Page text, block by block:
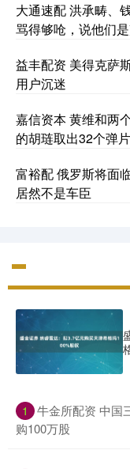
大通速配 洪承畴、
骂得够呛，说他们
益丰配资 美得克萨
用户沉迷
嘉信资本 黄维和两
的胡琏取出32个弹
富裕配 俄罗斯将面
居然不是车臣
1
牛金所配资 中国
购100万股